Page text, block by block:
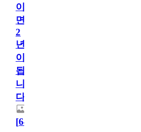
이
면
2
년
이
됩
니
다.
[64